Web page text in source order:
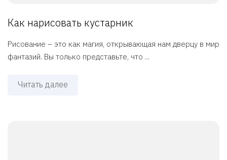
Как нарисовать кустарник
Рисование – это как магия, открывающая нам дверцу в мир
фантазий. Вы только представьте, что ...
Читать далее